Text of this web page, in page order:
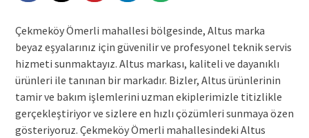
Çekmeköy Ömerli mahallesi bölgesinde, Altus marka
beyaz eşyalarınız için güvenilir ve profesyonel teknik servis
hizmeti sunmaktayız. Altus markası, kaliteli ve dayanıklı
ürünleri ile tanınan bir markadır. Bizler, Altus ürünlerinin
tamir ve bakım işlemlerini uzman ekiplerimizle titizlikle
gerçekleştiriyor ve sizlere en hızlı çözümleri sunmaya özen
gösteriyoruz. Çekmeköy Ömerli mahallesindeki Altus